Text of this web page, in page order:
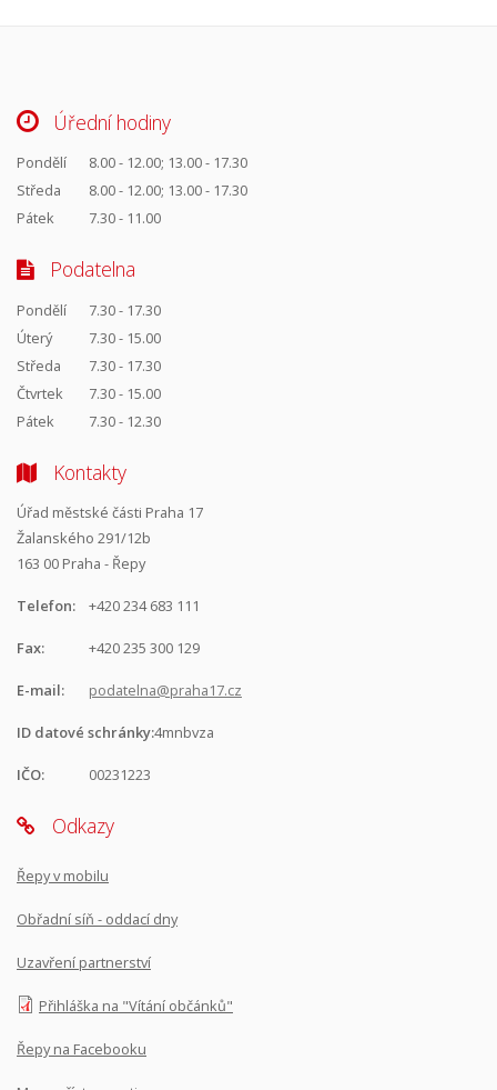
Úřední hodiny
Pondělí
8.00 - 12.00; 13.00 - 17.30
Středa
8.00 - 12.00; 13.00 - 17.30
Pátek
7.30 - 11.00
Podatelna
Pondělí
7.30 - 17.30
Úterý
7.30 - 15.00
Středa
7.30 - 17.30
Čtvrtek
7.30 - 15.00
Pátek
7.30 - 12.30
Kontakty
Úřad městské části Praha 17
Žalanského 291/12b
163 00 Praha - Řepy
Telefon: +420 234 683 111
Fax: +420 235 300 129
E-mail: podatelna@praha17.cz
ID datové schránky:4mnbvza
IČO: 00231223
Odkazy
Řepy v mobilu
Obřadní síň - oddací dny
Uzavření partnerství
Přihláška na "Vítání občánků"
Řepy na Facebooku